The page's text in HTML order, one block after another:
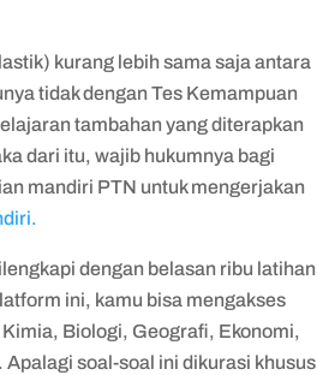
kurang lebih sama saja antara
tidak dengan Tes Kemampuan
tambahan yang diterapkan
dari itu, wajib hukumnya bagi
mandiri PTN untuk mengerjakan
dengan belasan ribu latihan
ini, kamu bisa mengakses
Biologi, Geografi, Ekonomi,
soal-soal ini dikurasi khusus